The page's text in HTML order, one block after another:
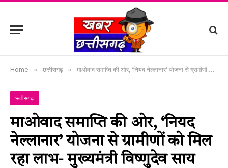
Home » छत्तीसगढ़ » माओवाद समाप्ति की ओर, ‘नियद नेल्लानार’ योजना से ग्रामीणों को मिल रहा लाभ- मुख्यमंत्री विष्णुदेव साय
छत्तीसगढ़
माओवाद समाप्ति की ओर, ‘नियद
नेल्लानार’ योजना से ग्रामीणों को मिल
रहा लाभ- मुख्यमंत्री विष्णुदेव साय